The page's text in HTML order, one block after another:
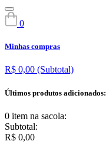
0
Minhas compras
R$ 0,00 (Subtotal)
Últimos produtos adicionados:
0 item na sacola:
Subtotal:
R$ 0,00